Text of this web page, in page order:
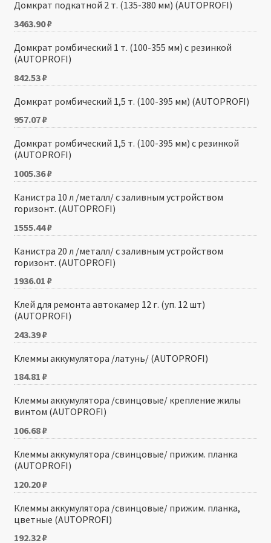
Домкрат подкатной 2 т. (135-380 мм) (AUTOPROFI)
3463.90₽
Домкрат ромбический 1 т. (100-355 мм) с резинкой
(AUTOPROFI)
842.53₽
Домкрат ромбический 1,5 т. (100-395 мм) (AUTOPROFI)
957.07₽
Домкрат ромбический 1,5 т. (100-395 мм) с резинкой
(AUTOPROFI)
1005.36₽
Канистра 10 л /металл/ с заливным устройством
горизонт. (AUTOPROFI)
1555.44₽
Канистра 20 л /металл/ с заливным устройством
горизонт. (AUTOPROFI)
1936.01 ₽
Клей для ремонта автокамер 12 г. (уп. 12 шт)
(AUTOPROFI)
243.39₽
Клеммы аккумулятора /латунь/ (AUTOPROFI)
184.81 ₽
Клеммы аккумулятора /свинцовые/ крепление жилы
винтом (AUTOPROFI)
106.68₽
Клеммы аккумулятора /свинцовые/ прижим. планка
(AUTOPROFI)
120.20₽
Клеммы аккумулятора /свинцовые/ прижим. планка,
цветные (AUTOPROFI)
192.32₽